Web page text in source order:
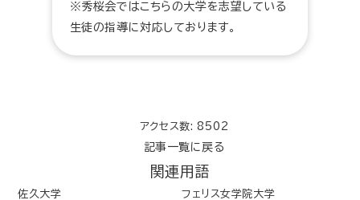
※秀桜会ではこちらの大学を志望している
生徒の指導に対応しております。
アクセス数: 8502
記事一覧に戻る
関連用語
佐久大学 フェリス女学院大学